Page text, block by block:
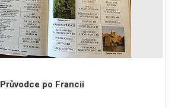
Průvodce po Francii